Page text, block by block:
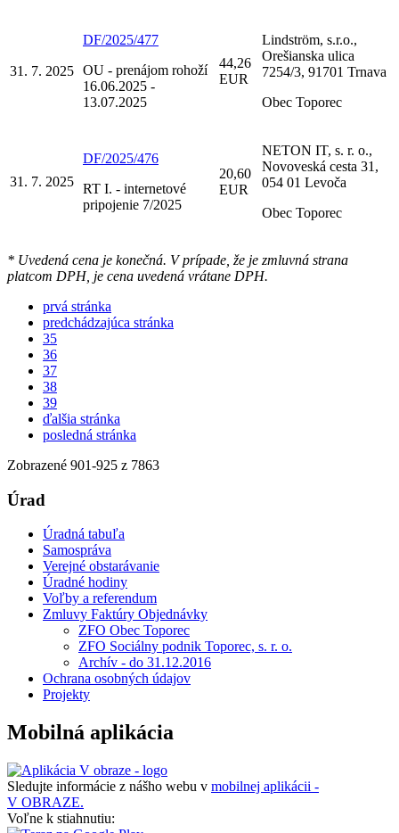
31. 7. 2025
DF/2025/477
OU - prenájom rohoží
16.06.2025 -
13.07.2025
44,26
EUR
Lindström, s.r.o.,
Orešianska ulica
7254/3, 91701 Trnava
Obec Toporec
31. 7. 2025
DF/2025/476
RT I. - internetové
pripojenie 7/2025
20,60
EUR
NETON IT, s. r. o.,
Novoveská cesta 31,
054 01 Levoča
Obec Toporec
* Uvedená cena je konečná. V prípade, že je zmluvná strana
platcom DPH, je cena uvedená vrátane DPH.
prvá stránka
predchádzajúca stránka
35
36
37
38
39
ďalšia stránka
posledná stránka
Zobrazené 901-925 z 7863
Úrad
Úradná tabuľa
Samospráva
Verejné obstarávanie
Úradné hodiny
Voľby a referendum
Zmluvy Faktúry Objednávky
ZFO Obec Toporec
ZFO Sociálny podnik Toporec, s. r. o.
Archív - do 31.12.2016
Ochrana osobných údajov
Projekty
Mobilná aplikácia
Sledujte informácie z nášho webu v mobilnej aplikácii -
V OBRAZE.
Voľne k stiahnutiu: